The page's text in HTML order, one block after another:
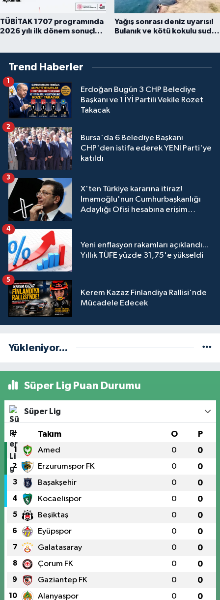
TÜBİTAK 1707 programında
2026 yılı ilk dönem sonuçları
Yağış sonrası deniz uyarısı!
Bulanık ve kötü kokulu suda
Trend Haberler
Erdoğan Bugün 3 CHP Belediye
Başkanı ve 1 İYİ Partili Vekile Rozet
Takacak
1
Bursa'da 6 Belediye Başkanı
CHP'den istifa ederek YENİ Parti'ye
katıldı
2
X'ten Türkiye kararına itiraz!
İmamoğlu'nun Cumhurbaşkanlığı
Adaylığı Ofisi hesabına erişim
3
Yeni enflasyon rakamları açıklandı...
Yıllık TÜFE yüzde 31,75'e yükseldi
4
Kerem Kazaz Finlandiya Rallisi'nde
Mücadele Edecek
5
Yükleniyor...
Süper Lig Puan Durumu
Süper Lig
# Takım O P
1 Amed 0 0
2 Erzurumspor FK 0 0
3 Başakşehir 0 0
4 Kocaelispor 0 0
5 Beşiktaş 0 0
6 Eyüpspor 0 0
7 Galatasaray 0 0
8 Çorum FK 0 0
9 Gaziantep FK 0 0
10 Alanyaspor 0 0